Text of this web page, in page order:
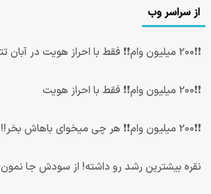
از سراسر وب
❗❗200 میلیون وام❗❗ فقط با احراز هویت در آبان تتر
❗❗200 میلیون وام❗❗ فقط با احراز هویت
❗❗200 میلیون وام❗❗ هر چی میخوای باهاش بخر!!
نقره بیشترین رشد رو داشته! از سودش جا نمون